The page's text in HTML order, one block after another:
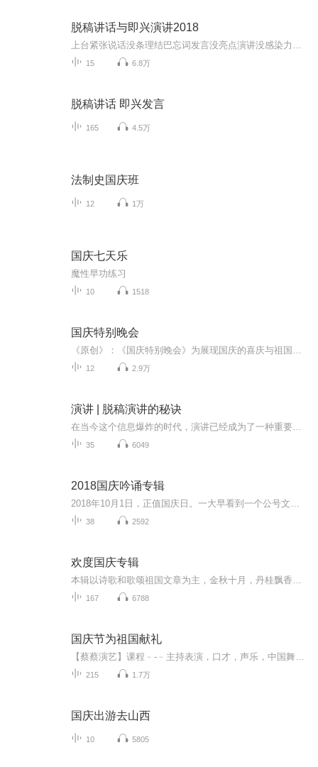
脱稿讲话与即兴演讲2018
15 6.8万
脱稿讲话 即兴发言
165 4.5万
法制史国庆班
12 1万
国庆七天乐
魔性早功练习
10 1518
国庆特别晚会
12 2.9万
演讲 | 脱稿演讲的秘诀
35 6049
2018国庆吟诵专辑
38 2592
欢度国庆专辑
167 6788
国庆节为祖国献礼
215 1.7万
国庆出游去山西
10 5805